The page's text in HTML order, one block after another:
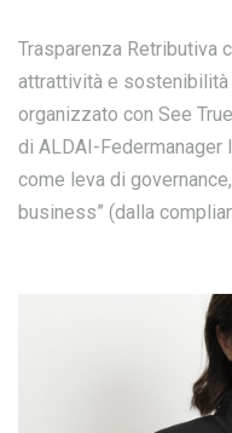
Trasparenza Retributiva
attrattività e sostenibilità
organizzato con See
di ALDAI-Federmanager
come leva di
business” (dalla